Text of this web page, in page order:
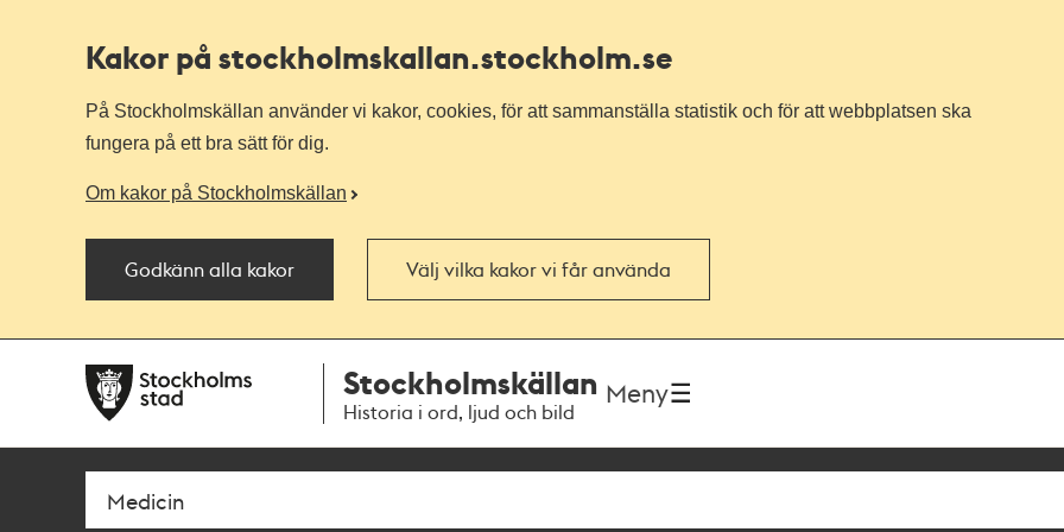
Kakor på stockholmskallan.stockholm.se
På Stockholmskällan använder vi kakor, cookies, för att sammanställa statistik och för att webbplatsen ska
fungera på ett bra sätt för dig.
Om kakor på Stockholmskällan
Godkänn alla kakor Välj vilka kakor vi får använda
navigationen
huvudinnehållet
Stockholmskällan
Historia i ord, ljud och bild
Meny
Sök